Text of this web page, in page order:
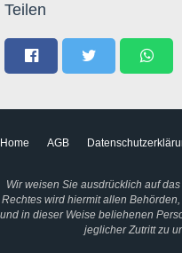
Teilen
Home AGB
Wir weisen Sie ausdrücklich auf
Rechtes wird hiermit allen
und in dieser Weise beliehenen
jeglicher Zutritt zu